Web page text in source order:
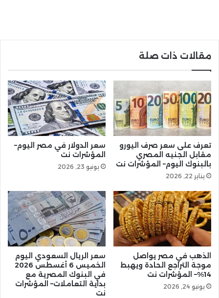
مقالات ذات صلة
تعرف على سعر صرف اليورو
مقابل الجنيه المصري
بالبنوك اليوم– المؤشرات نت
يناير 22, 2026
سعر الدولار في مصر اليوم–
المؤشرات نت
يونيو 23, 2026
الذهب في مصر يواصل
موجة التراجع الحادة ويهبط
14%– المؤشرات نت
يونيو 24, 2026
سعر الريال السعودي اليوم
الخميس 6 أغسطس 2026
في البنوك المصرية مع
بداية التعاملات– المؤشرات
نت